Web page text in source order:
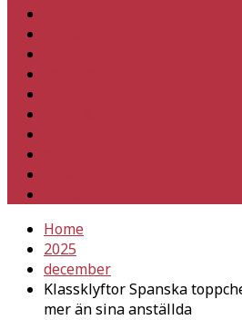
Home
2025
december
Klassklyftor Spanska
mer än sina anställda